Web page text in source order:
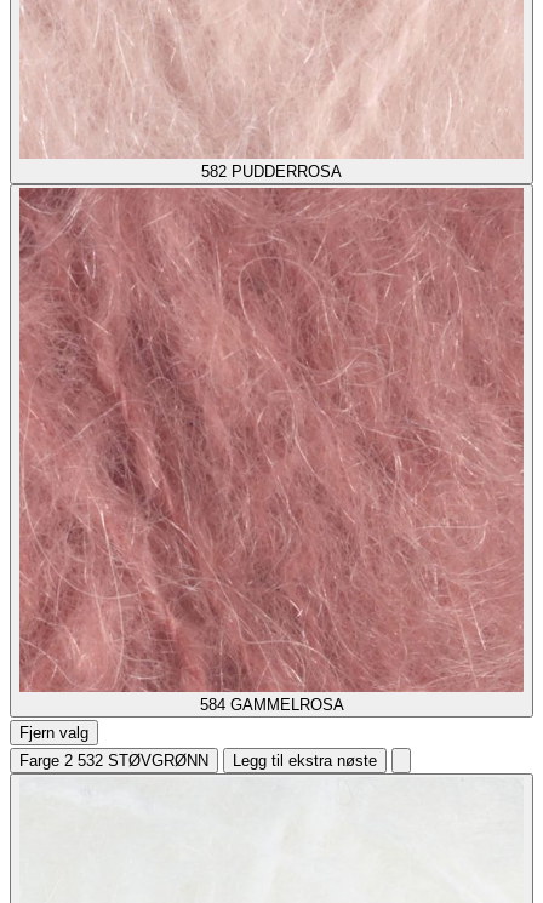
582 PUDDERROSA
584 GAMMELROSA
Fjern valg
Farge 2 532 STØVGRØNN Legg til ekstra nøste